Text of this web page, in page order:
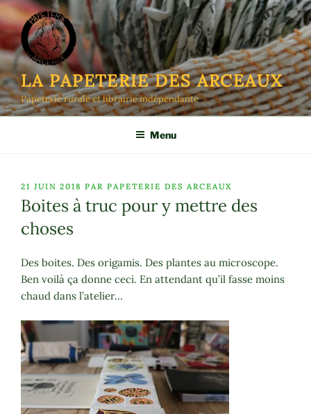
Aller
au
contenu
principal
LA PAPETERIE DES ARCEAUX
Papeterie rurale et librairie indépendante
Menu
PUBLIÉ
LE
21 JUIN 2018 PAR PAPETERIE DES ARCEAUX
Boites à truc pour y mettre des
choses
Des boites. Des origamis. Des plantes au microscope.
Ben voilà ça donne ceci. En attendant qu’il fasse moins
chaud dans l’atelier…